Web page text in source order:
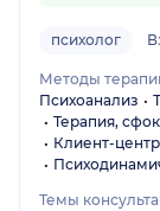
психолог
Методы
Психоанализ
Терапия,
Клиент-
Темы